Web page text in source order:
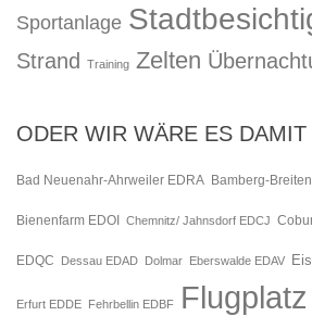
Sportanlage
Strand Training Zelten
ODER WIR WÄRE ES DAMIT
Bad Neuenahr-Ahrweiler EDRA Bamberg-
Bienenfarm EDOI Chemnitz/ Jahnsdorf EDCJ
EDQC Dessau EDAD Dolmar Eberswalde EDAV
Erfurt EDDE Fehrbellin EDBF Flugplatz